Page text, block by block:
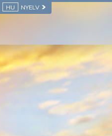
HU NYELV